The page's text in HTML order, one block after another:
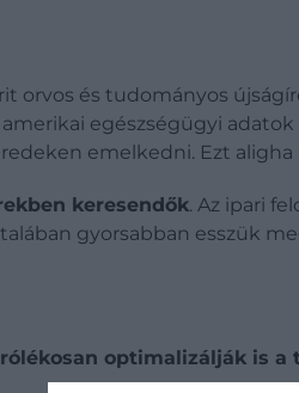
orvos és tudományos
egészségügyi adatok
emelkedni. Ezt
keresendők. Az ipari
gyorsabban esszük
optimalizálják is